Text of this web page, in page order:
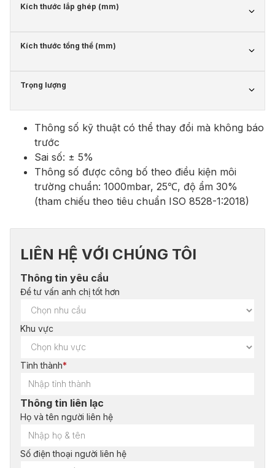
Kích thước lắp ghép (mm)
Kích thước tổng thể (mm)
Trọng lượng
Thông số kỹ thuật có thể thay đổi mà không báo
trước
Sai số: ± 5%
Thông số được công bố theo điều kiện môi
trường chuẩn: 1000mbar, 25℃, độ ẩm 30%
(tham chiếu theo tiêu chuẩn ISO 8528-1:2018)
LIÊN HỆ VỚI CHÚNG TÔI
Thông tin yêu cầu
Để tư vấn anh chị tốt hơn
Khu vực
Tỉnh thành*
Thông tin liên lạc
Họ và tên người liên hệ
Số điện thoại người liên hệ